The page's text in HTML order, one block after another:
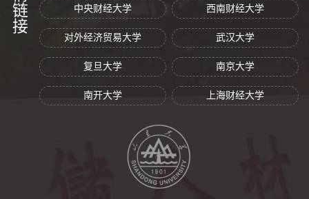
中央财经大学 西南财经大学
对外经济贸易大学 武汉大学
复旦大学 南京大学
南开大学 上海财经大学